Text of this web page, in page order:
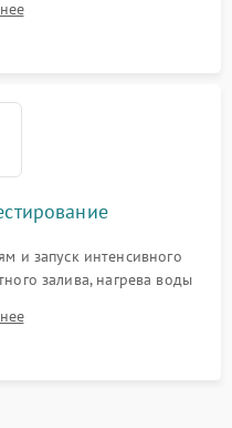
датчика поплавка.
и запуск интенсивного
залива, нагрева воды
посторонних шумов,
сухости в поддоне.